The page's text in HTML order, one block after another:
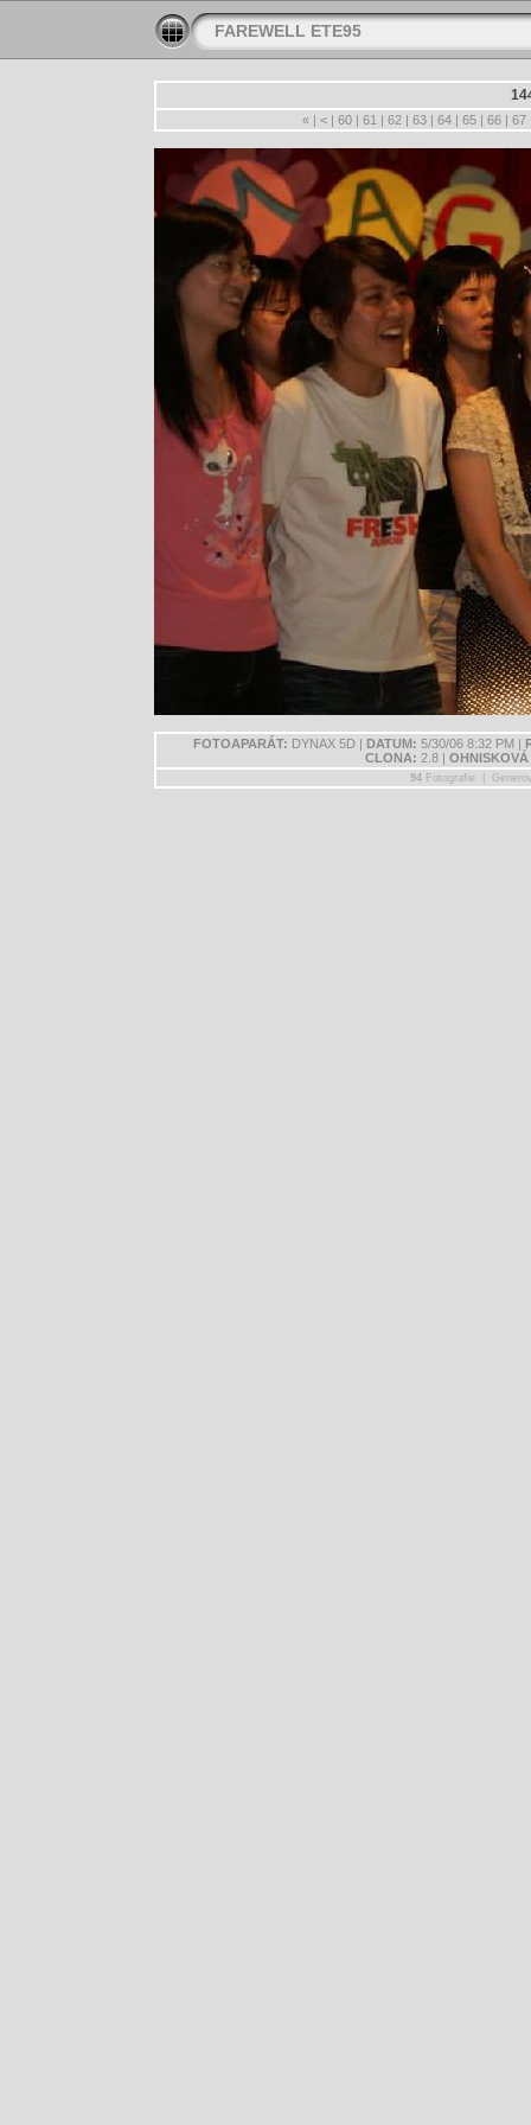
FAREWELL ETE95
« | < | 60 | 61 | 62 | 63 | 64 | 65 | 66 | 67
FOTOAPARÁT: DYNAX 5D | DATUM: 5/30/06 8:32 PM |
CLONA: 2.8 |
94Fotografie |